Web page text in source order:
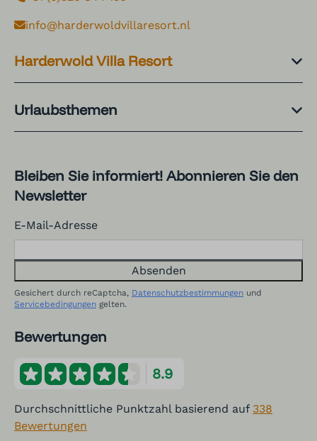
info@harderwoldvillaresort.nl
Harderwold Villa Resort
Urlaubsthemen
Bleiben Sie informiert! Abonnieren Sie den
Newsletter
E-Mail-Adresse
Absenden
Gesichert durch reCaptcha, Datenschutzbestimmungen und
Servicebedingungen gelten.
Bewertungen
8.9
Durchschnittliche Punktzahl basierend auf 338
Bewertungen